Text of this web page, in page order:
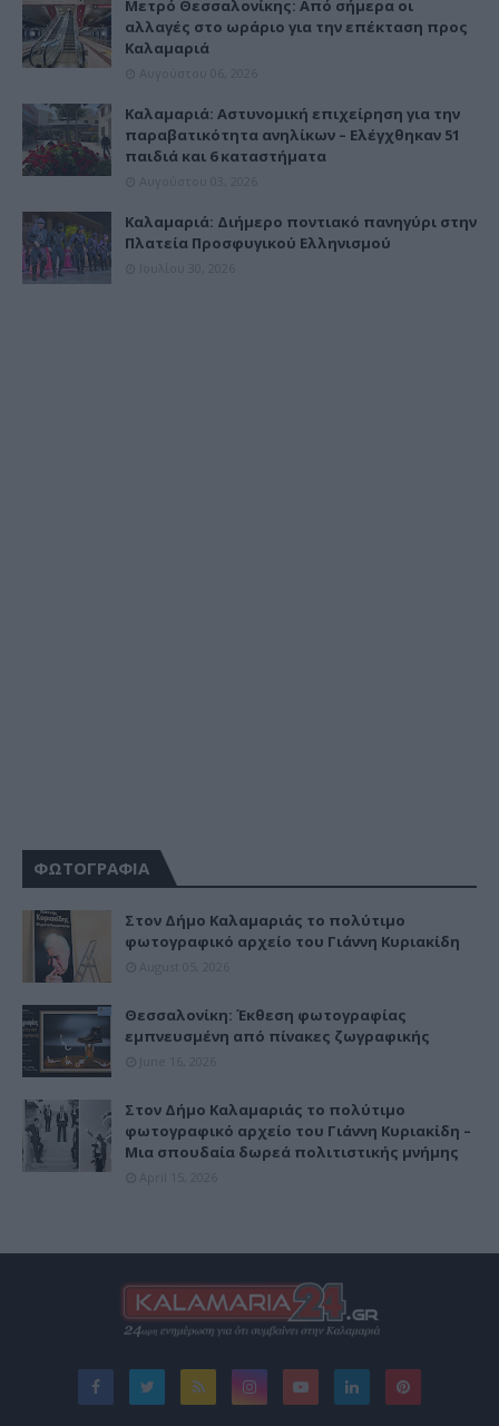
Μετρό Θεσσαλονίκης: Από σήμερα οι
αλλαγές στο ωράριο για την επέκταση προς
Καλαμαριά
Καλαμαριά: Αστυνομική επιχείρηση για την
παραβατικότητα ανηλίκων – Ελέγχθηκαν 51
παιδιά και 6 καταστήματα
Καλαμαριά: Διήμερο ποντιακό πανηγύρι στην
Πλατεία Προσφυγικού Ελληνισμού
ΦΩΤΟΓΡΑΦΙΑ
Στον Δήμο Καλαμαριάς το πολύτιμο
φωτογραφικό αρχείο του Γιάννη Κυριακίδη
Θεσσαλονίκη: Έκθεση φωτογραφίας
εμπνευσμένη από πίνακες ζωγραφικής
Στον Δήμο Καλαμαριάς το πολύτιμο
φωτογραφικό αρχείο του Γιάννη Κυριακίδη –
Μια σπουδαία δωρεά πολιτιστικής μνήμης